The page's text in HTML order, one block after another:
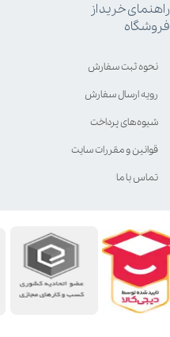
راهنمای خرید از
فروشگاه
نحوه ثبت سفارش
رویه ارسال سفارش
شیوه‌های پرداخت
قوانین و مقررات سایت
تماس با ما